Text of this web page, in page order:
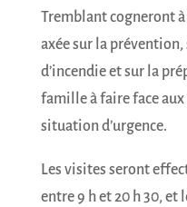
Tremblant cogneront
axée sur la prévention,
d’incendie et sur la
famille à faire face aux
situation d’urgence.
Les visites seront
entre 9 h et 20 h 30, et